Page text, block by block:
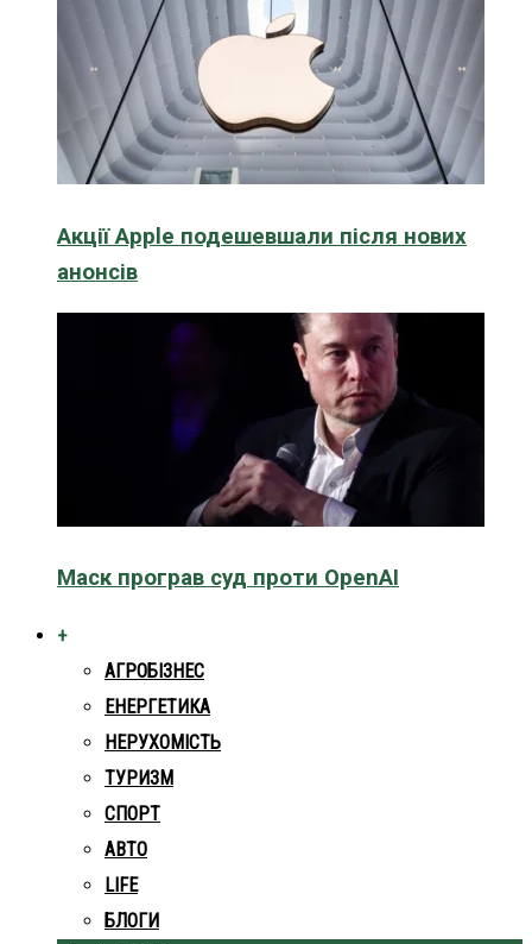
Акції Apple подешевшали після нових
анонсів
Маск програв суд проти OpenAI
+
АГРОБІЗНЕС
ЕНЕРГЕТИКА
НЕРУХОМІСТЬ
ТУРИЗМ
СПОРТ
АВТО
LIFE
БЛОГИ